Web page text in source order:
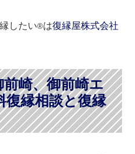
縁したい®は復縁屋株式会社
崎、御前崎エ
復縁相談と復縁